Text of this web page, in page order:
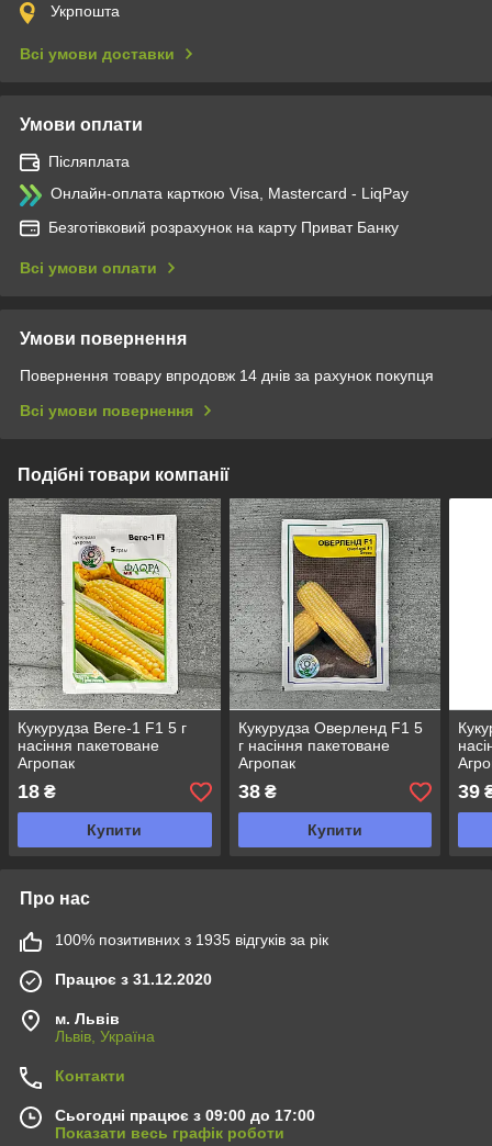
Укрпошта
Всі умови доставки
Умови оплати
Післяплата
Онлайн-оплата карткою Visa, Mastercard - LiqPay
Безготівковий розрахунок на карту Приват Банку
Всі умови оплати
Умови повернення
Повернення товару впродовж 14 днів за рахунок покупця
Всі умови повернення
Подібні товари компанії
Кукурудза Веге-1 F1 5 г
насіння пакетоване
Агропак
18 ₴
Купити
Кукурудза Оверленд F1 5
г насіння пакетоване
Агропак
38₴
Купити
39
Про нас
100% позитивних з 1935 відгуків за рік
Працює з 31.12.2020
м. Львів
Львів, Україна
Контакти
Сьогодні працює з 09:00 до 17:00
Показати весь графік роботи